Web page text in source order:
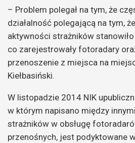
– Problem polegał na tym, że
działalność polegającą na tym,
aktywności strażników
co zarejestrowały fotoradary
przenoszenie z miejsca na
Kiełbasiński.
W listopadzie 2014 NIK
w którym napisano między
strażników w obsługę
przenośnych, jest podyktowane